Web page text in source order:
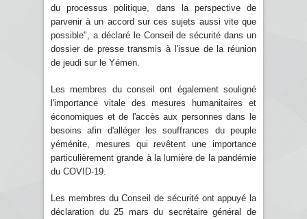
du processus politique, dans la perspective de
parvenir à un accord sur ces sujets aussi vite que
possible", a déclaré le Conseil de sécurité dans un
dossier de presse transmis à l'issue de la réunion
de jeudi sur le Yémen.
Les membres du conseil ont également souligné
l'importance vitale des mesures humanitaires et
économiques et de l'accès aux personnes dans le
besoins afin d'alléger les souffrances du peuple
yéménite, mesures qui revêtent une importance
particulièrement grande à la lumière de la pandémie
du COVID-19.
Les membres du Conseil de sécurité ont appuyé la
déclaration du 25 mars du secrétaire général de